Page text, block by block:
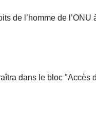
de l’homme de
dans le bloc "Accès